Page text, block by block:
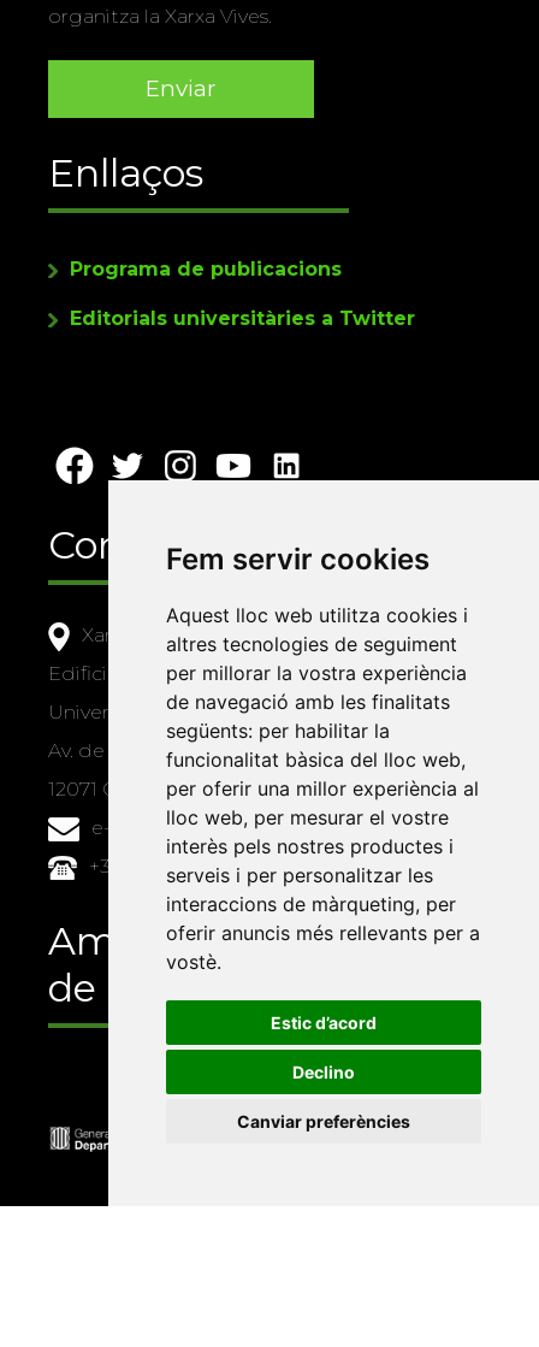
Fem servir cookies
Aquest lloc web utilitza cookies i
altres tecnologies de seguiment
per millorar la vostra experiència
de navegació amb les finalitats
següents: per habilitar la
funcionalitat bàsica del lloc web,
per oferir una millor experiència al
lloc web, per mesurar el vostre
interès pels nostres productes i
serveis i per personalitzar les
interaccions de màrqueting, per
oferir anuncis més rellevants per a
vostè.
Estic d’acord
Declino
Canviar preferències
organitza la Xarxa Vives.
Enllaços
Programa de publicacions
Editorials universitàries a Twitter
Contacte
Xarxa Vives d'Universitats
Edifici Àgora
Universitat Jaume I, local 10
Av. de Vicent Sos Baynat, s/n
12071 Castelló de la Plana
e-buc@vives.org
+34 964 72 89 93
Amb el suport
de